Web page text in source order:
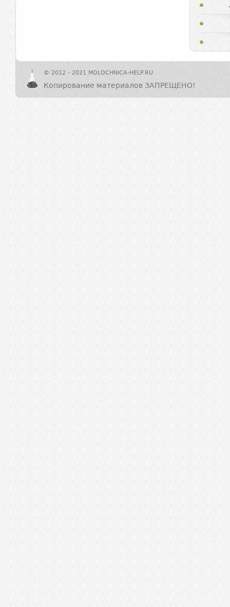
© 2012 - 2021 MOLOCHNICA-HELP.RU
Копирование материалов ЗАПРЕЩЕНО!